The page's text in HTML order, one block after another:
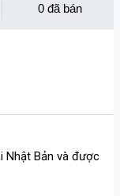
0
Nhật Bản và được